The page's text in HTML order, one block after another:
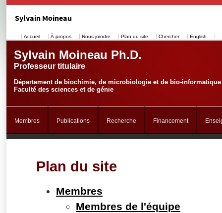
Sylvain Moineau
Accueil À propos Nous joindre Plan du site Chercher English
Sylvain Moineau Ph.D.
Professeur titulaire
Département de biochimie, de microbiologie et de bio-informatique
Faculté des sciences et de génie
Membres Publications Recherche Financement
Plan du site
Membres
Membres de l'équipe